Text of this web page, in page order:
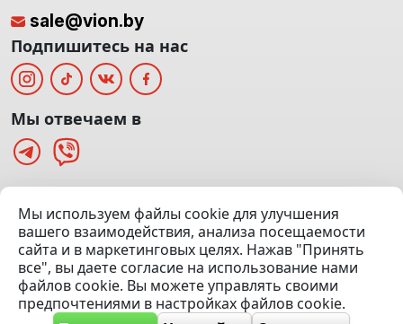
(Офис: 5 этаж | Осмотр авто: 5 этаж)
Посмотреть на карте
© 2020 — 2026 VION.BY — Продажа, выкуп и обмен | УНП
192961100 |Эвакуатор Минск
Мы используем файлы cookie для улучшения
вашего взаимодействия, анализа посещаемости
сайта и в маркетинговых целях. Нажав "Принять
все", вы даете согласие на использование нами
файлов cookie. Вы можете управлять своими
предпочтениями в настройках файлов cookie.
sale@vion.by
Подпишитесь на нас
Мы отвечаем в